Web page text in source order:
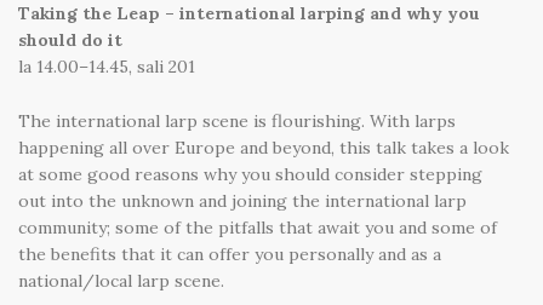
Taking the Leap – international larping and why you
should do it
la 14.00–14.45, sali 201
The international larp scene is flourishing. With larps
happening all over Europe and beyond, this talk takes a look
at some good reasons why you should consider stepping
out into the unknown and joining the international larp
community; some of the pitfalls that await you and some of
the benefits that it can offer you personally and as a
national/local larp scene.